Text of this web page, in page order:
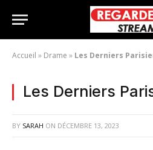
Accueil » Drame » Les Derniers
Les Derniers
BY SARAH ON DÉCEMBRE 13, 2023